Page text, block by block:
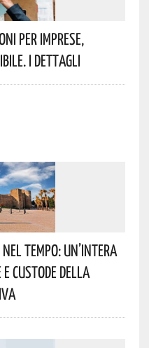
Per Imprese,
I Dettagli
Tempo: Un’intera
Custode Della